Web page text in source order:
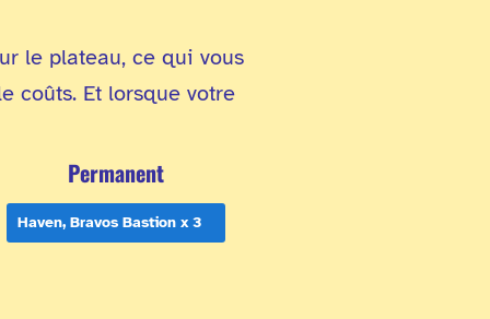
le plateau, ce qui vous
coûts. Et lorsque votre
Permanent
Haven, Bravos Bastion x 3